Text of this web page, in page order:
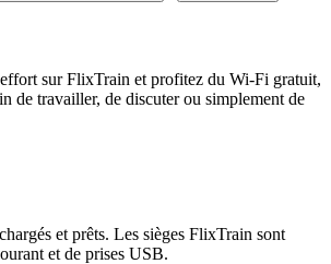
sur FlixTrain et profitez du Wi-Fi gratuit,
de travailler, de discuter ou simplement de
et prêts. Les sièges FlixTrain sont
et de prises USB.